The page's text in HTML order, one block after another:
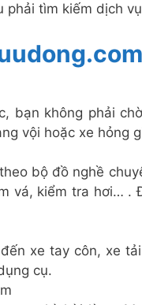
phải tìm kiếm dịch
bạn không phải
vội hoặc xe hỏng
bộ đồ nghề
vá, kiểm tra hơi… .
xe tay côn, xe
cụ.